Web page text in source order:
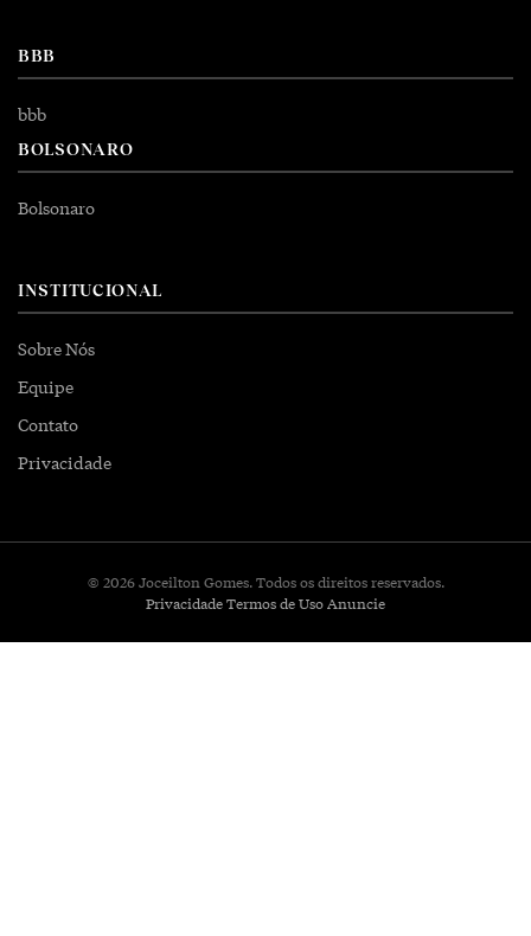
BBB
bbb
BOLSONARO
Bolsonaro
INSTITUCIONAL
Sobre Nós
Equipe
Contato
Privacidade
© 2026 Joceilton Gomes. Todos os direitos reservados.
PrivacidadeTermos de UsoAnuncie